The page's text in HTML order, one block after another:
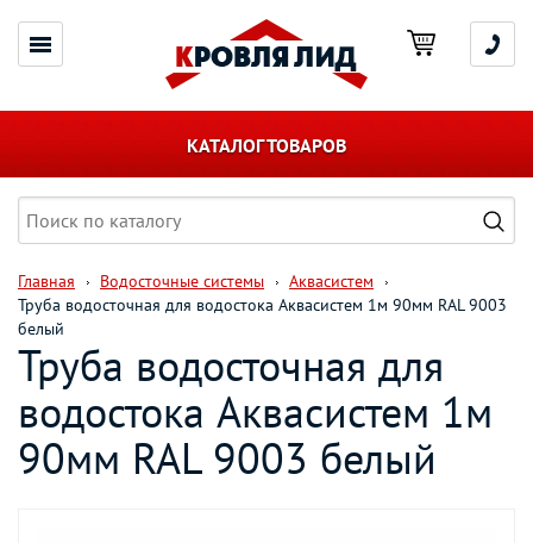
КАТАЛОГ ТОВАРОВ
Главная Водосточные системы
Аквасистем
Труба водосточная для водостока Aквасистем 1м 90мм RAL 9003
белый
Труба водосточная для
водостока Aквасистем 1м
90мм RAL 9003 белый